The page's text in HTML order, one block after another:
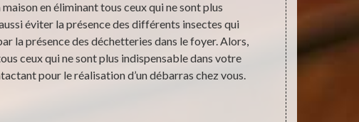
maison en éliminant tous ceux qui ne sont plus
éviter la présence des différents insectes qui
la présence des déchetteries dans le foyer. Alors,
ceux qui ne sont plus indispensable dans votre
pour le réalisation d’un débarras chez vous.
Un
les foyers